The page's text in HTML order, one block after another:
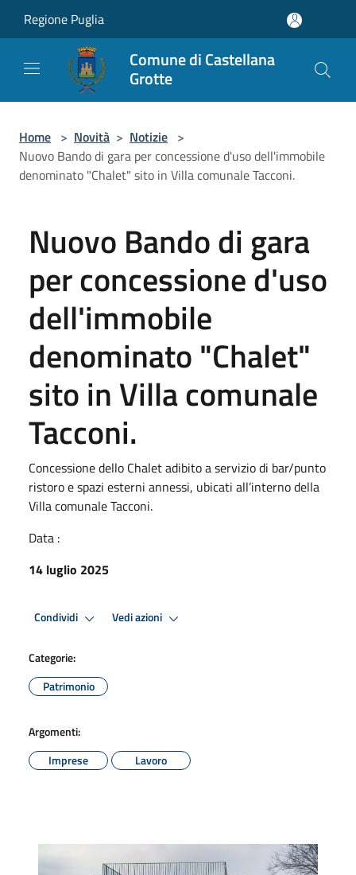
Regione Puglia
Comune di Castellana
Grotte
Home > Novità > Notizie >
Nuovo Bando di gara per concessione d'uso dell'immobile
denominato "Chalet" sito in Villa comunale Tacconi.
Nuovo Bando di gara
per concessione d'uso
dell'immobile
denominato "Chalet"
sito in Villa comunale
Tacconi.
Concessione dello Chalet adibito a servizio di bar/punto
ristoro e spazi esterni annessi, ubicati all’interno della
Villa comunale Tacconi.
Data :
14 luglio 2025
Condividi Vedi azioni
Categorie:
Patrimonio
Argomenti:
Imprese
Lavoro